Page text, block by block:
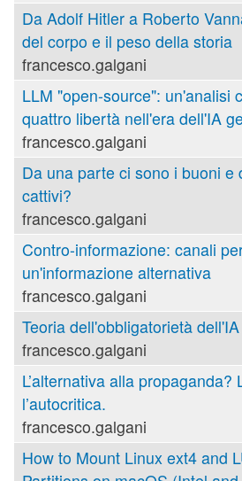
Da Adolf Hitler a Roberto
del corpo e il peso della storia
francesco.galgani
LLM "open-source": un'analisi
quattro libertà nell'era dell'IA
francesco.galgani
Da una parte ci sono i buoni e
cattivi?
francesco.galgani
Contro-informazione: canali
un'informazione alternativa
francesco.galgani
Teoria dell'obbligatorietà dell'IA
francesco.galgani
L’alternativa alla propaganda?
l’autocritica.
francesco.galgani
How to Mount Linux ext4 and